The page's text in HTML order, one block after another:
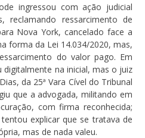
ingressou com ação judicial
reclamando ressarcimento de
Nova York, cancelado face a
forma da Lei 14.034/2020, mas,
do valor pago. Em
na inicial, mas o juiz
da 25ª Vara Cível do Tribunal
que a advogada, militando em
com firma reconhecida;
explicar que se tratava de
mas de nada valeu.